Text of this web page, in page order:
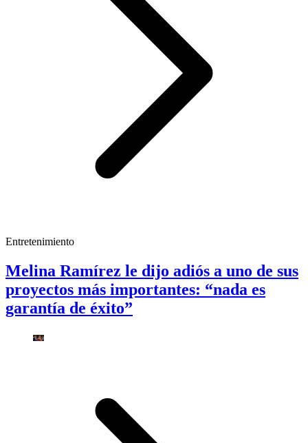
Entretenimiento
Melina Ramírez le dijo adiós a uno de sus
proyectos más importantes: “nada es
garantía de éxito”